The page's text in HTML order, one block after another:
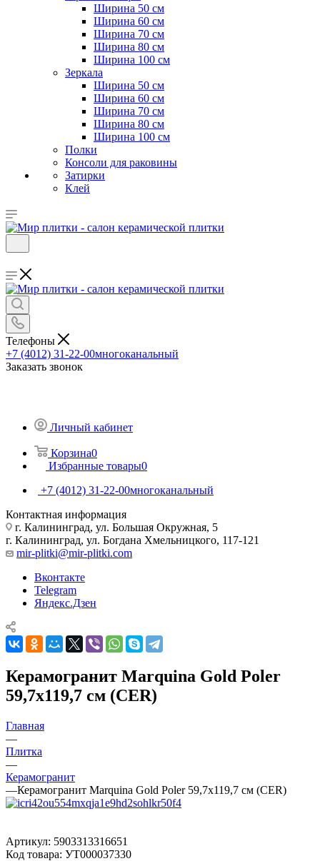
Ширина 50 см
Ширина 60 см
Ширина 70 см
Ширина 80 см
Ширина 100 см
Зеркала
Ширина 50 см
Ширина 60 см
Ширина 70 см
Ширина 80 см
Ширина 100 см
Полки
Консоли для раковины
Затирки
Клей
Телефоны
+7 (4012) 31-22-00многоканальный
Заказать звонок
Личный кабинет
Корзина0
Избранные товары0
+7 (4012) 31-22-00многоканальный
Контактная информация
г. Калининград, ул. Большая Окружная, 5
г. Калининград, ул. Богдана Хмельницкого, 117-121
mir-plitki@mir-plitki.com
Вконтакте
Telegram
Яндекс.Дзен
Керамогранит Marquina Gold Poler
59,7x119,7 см (CER)
Главная
—
Плитка
—
Керамогранит
—Керамогранит Marquina Gold Poler 59,7x119,7 см (CER)
Артикул: 5903313316651
Код товара: УТ000037330